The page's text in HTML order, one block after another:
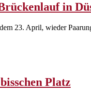
in
23. April, wieder
Platz